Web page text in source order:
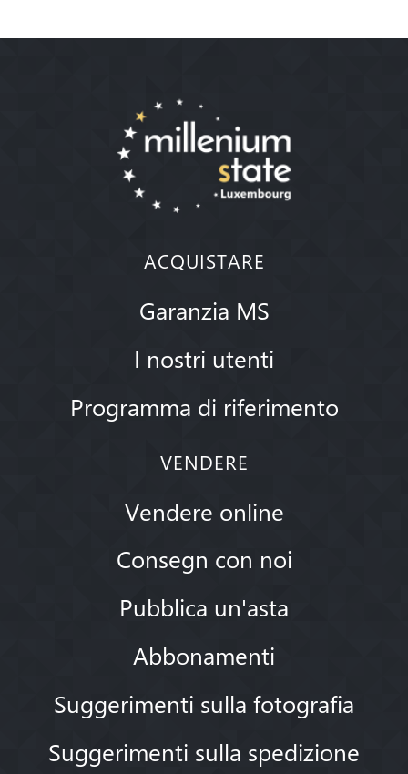
ACQUISTARE
Garanzia MS
I nostri utenti
Programma di riferimento
VENDERE
Vendere online
Consegn con noi
Pubblica un'asta
Abbonamenti
Suggerimenti sulla fotografia
Suggerimenti sulla spedizione